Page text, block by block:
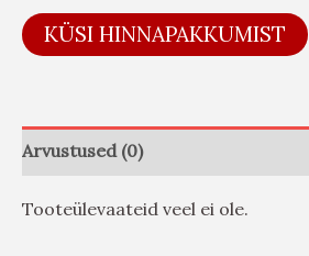
KÜSI HINNAPAKKUMIST
Arvustused (0)
Tooteülevaateid veel ei ole.